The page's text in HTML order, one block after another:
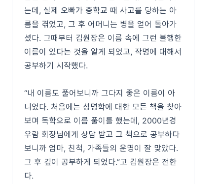
는데, 실제 오빠가 중학교 때 사고를 당하는 아
름을 겪었고, 그 후 어머니는 병을 얻어 돌아가
셨다. 그때부터 김원장은 이름 속에 그런 불행한
이름이 있다는 것을 알게 되었고, 작명에 대해서
공부하기 시작했다.
“내 이름도 풀어보니까 그다지 좋은 이름이 아
니었다. 처음에는 성명학에 대한 모든 책을 찾아
보며 독학으로 이름 풀이를 했는데, 2000년경
우람 회장님에게 상담 받고 그 책으로 공부하다
보니까 엄마, 친척, 가족들의 운명이 잘 맞았다.
그 후 깊이 공부하게 되었다.”고 김원장은 전한
다.